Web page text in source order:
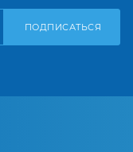
ПОДПИСАТЬСЯ